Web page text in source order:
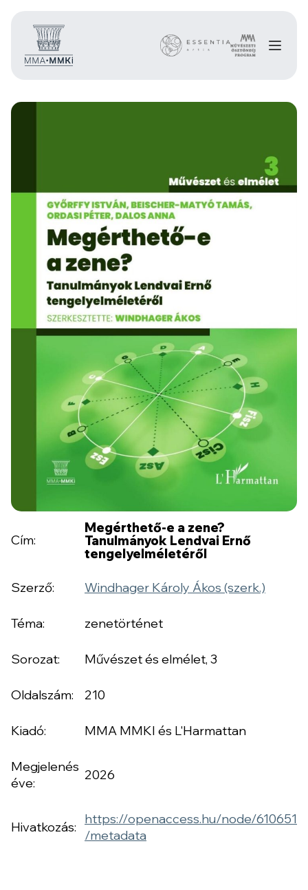
Cím:
Megérthető-e a zene?
Tanulmányok Lendvai Ernő
tengelyelméletéről
Szerző: Windhager Károly Ákos (szerk.)
Téma: zenetörténet
Sorozat: Művészet és elmélet, 3
Oldalszám: 210
Kiadó: MMA MMKI és L'Harmattan
Megjelenés
éve:
2026
Hivatkozás:
https://openaccess.hu/node/610651
/metadata